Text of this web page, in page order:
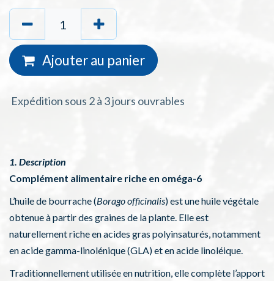
Ajouter au panier
Expédition sous 2 à 3 jours ouvrables
1. Description
Complément alimentaire riche en oméga-6
L’huile de bourrache (Borago officinalis) est une huile végétale
obtenue à partir des graines de la plante. Elle est
naturellement riche en acides gras polyinsaturés, notamment
en acide gamma-linolénique (GLA) et en acide linoléique.
Traditionnellement utilisée en nutrition, elle complète l’apport